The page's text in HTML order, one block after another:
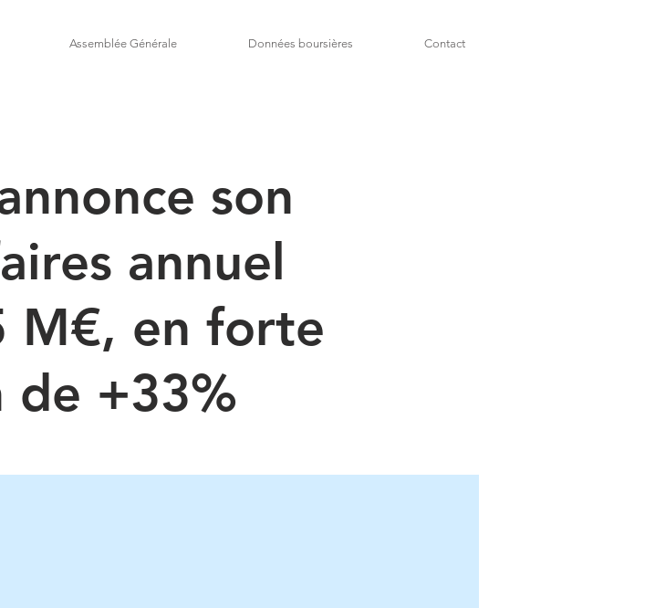
Assemblée Générale Données boursières Contact
son
annuel
M€, en forte
de +33%